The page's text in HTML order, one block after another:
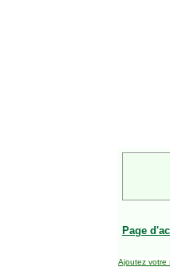
Page
Ajoutez votre